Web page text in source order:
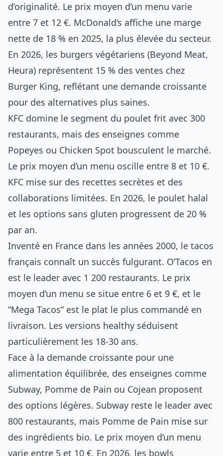
d’originalité. Le prix moyen d’un menu varie
entre 7 et 12 €. McDonald’s affiche une marge
nette de 18 % en 2025, la plus élevée du secteur.
En 2026, les burgers végétariens (Beyond Meat,
Heura) représentent 15 % des ventes chez
Burger King, reflétant une demande croissante
pour des alternatives plus saines.
KFC domine le segment du poulet frit avec 300
restaurants, mais des enseignes comme
Popeyes ou Chicken Spot bousculent le marché.
Le prix moyen d’un menu oscille entre 8 et 10 €.
KFC mise sur des recettes secrètes et des
collaborations limitées. En 2026, le poulet halal
et les options sans gluten progressent de 20 %
par an.
Inventé en France dans les années 2000, le tacos
français connaît un succès fulgurant. O’Tacos en
est le leader avec 1 200 restaurants. Le prix
moyen d’un menu se situe entre 6 et 9 €, et le
“Mega Tacos” est le plat le plus commandé en
livraison. Les versions healthy séduisent
particulièrement les 18-30 ans.
Face à la demande croissante pour une
alimentation équilibrée, des enseignes comme
Subway, Pomme de Pain ou Cojean proposent
des options légères. Subway reste le leader avec
800 restaurants, mais Pomme de Pain mise sur
des ingrédients bio. Le prix moyen d’un menu
varie entre 5 et 10 €. En 2026, les bowls